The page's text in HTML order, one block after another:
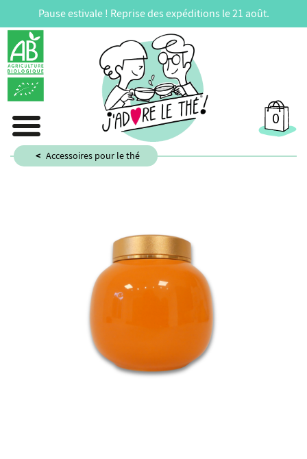
Pause estivale ! Reprise des expéditions le 21 août.
0
Accessoires pour le thé